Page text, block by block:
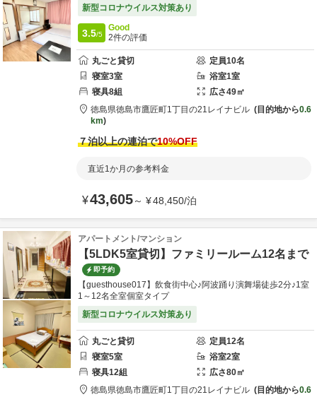
新型コロナウイルス対策あり
3.5/5
Good
2件の評価
丸ごと貸切 定員10名
寝室3室 浴室1室
寝具8組 広さ49㎡
徳島県徳島市鷹匠町1丁目の21レイナビル 目的地から0.6
km
７泊以上の連泊で10%OFF
直近1か月の参考料金
¥43,605～ ¥48,450/泊
アパートメント/マンション
【5LDK5室貸切】ファミリールーム12名まで
即予約
【guesthouse017】飲食街中心♪阿波踊り演舞場徒歩2分♪1室
1～12名全室個室タイプ
新型コロナウイルス対策あり
丸ごと貸切 定員12名
寝室5室 浴室2室
寝具12組 広さ80㎡
徳島県徳島市鷹匠町1丁目の21レイナビル 目的地から0.6